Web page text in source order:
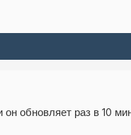
обновляет раз в 10